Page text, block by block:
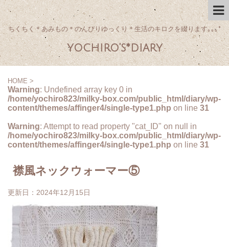
ちくちく＊あみもの＊のんびりゆっくり＊生活のキロクを綴ります｡｡｡*
yochiro's*diary
HOME >
Warning: Undefined array key 0 in
/home/yochiro823/milky-box.com/public_html/diary/wp-
content/themes/affinger4/single-type1.php on line 31
Warning: Attempt to read property "cat_ID" on null in
/home/yochiro823/milky-box.com/public_html/diary/wp-
content/themes/affinger4/single-type1.php on line 31
襟風ネックウォーマー⑤
更新日： 2024年12月15日